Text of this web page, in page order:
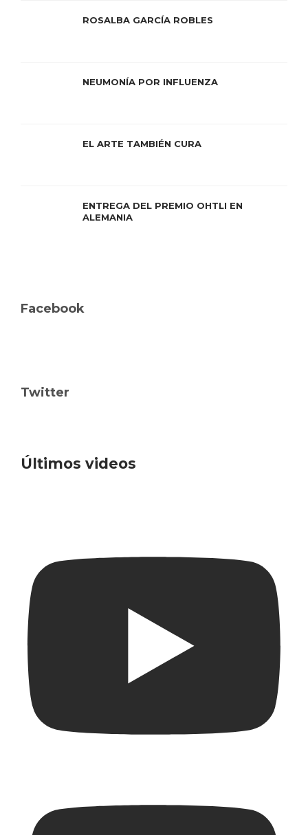
ROSALBA GARCÍA ROBLES
NEUMONÍA POR INFLUENZA
EL ARTE TAMBIÉN CURA
ENTREGA DEL PREMIO OHTLI EN
ALEMANIA
Facebook
Twitter
Últimos videos